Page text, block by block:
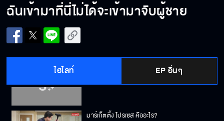
ฉันเข้ามาที่นี่ไม่ได้จะเข้ามาจับผู้ชาย
ไฮไลท์ EP อื่นๆ
มาร์เก็ตติ้ง โปรเซส คืออะไร?